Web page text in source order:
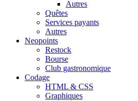
Autres
Quêtes
Services payants
Autres
Neopoints
Restock
Bourse
Club gastronomique
Codage
HTML & CSS
Graphiques